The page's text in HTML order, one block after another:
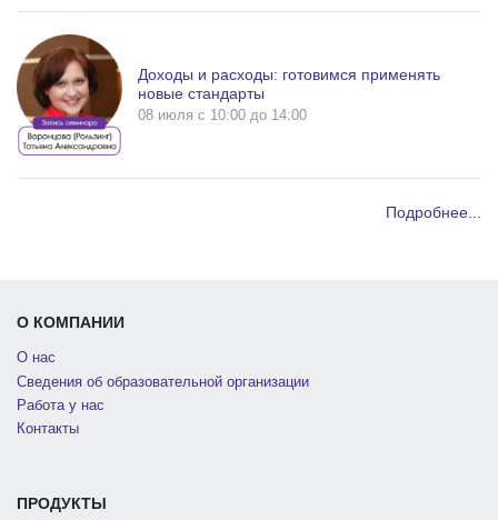
Доходы и расходы: готовимся применять
новые стандарты
08 июля c 10:00 до 14:00
Подробнее...
О КОМПАНИИ
О нас
Сведения об образовательной организации
Работа у нас
Контакты
ПРОДУКТЫ